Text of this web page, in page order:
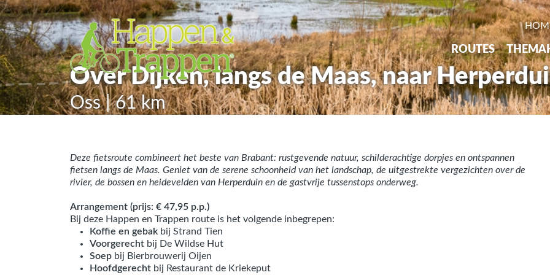
ROUTES
Over Dijken, langs de Maas, naar
Oss | 61 km
Deze fietsroute combineert het beste van Brabant: rustgevende natuur, schilderachtige dorpjes en ontspannen
fietsen langs de Maas. Geniet van de serene schoonheid van het landschap, de uitgestrekte vergezichten over de
rivier, de bossen en heidevelden van Herperduin en de gastvrije tussenstops onderweg.
Arrangement (prijs: € 47,95 p.p.)
Bij deze Happen en Trappen route is het volgende inbegrepen:
Koffie en gebak bij Strand Tien
Voorgerecht bij De Wildse Hut
Soep bij Bierbrouwerij Oijen
Hoofdgerecht bij Restaurant de Kriekeput